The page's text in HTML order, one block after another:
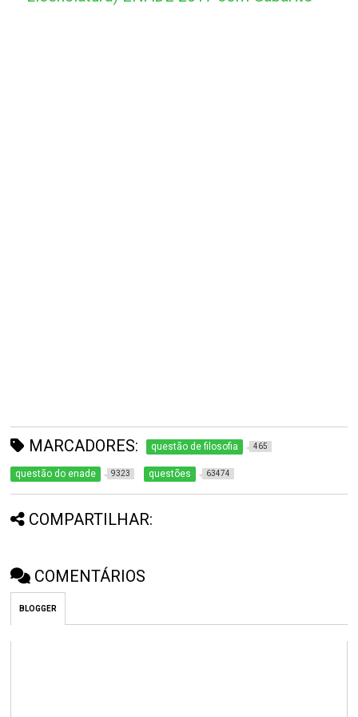
MARCADORES: questão de filosofia 465
questão do enade 9323 questões 63474
COMPARTILHAR:
COMENTÁRIOS
BLOGGER